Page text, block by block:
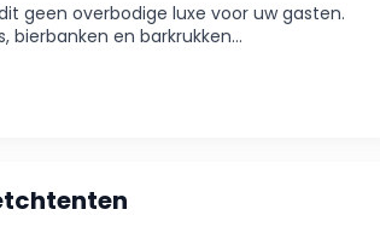
geen overbodige luxe voor uw gasten.
bierbanken en barkrukken…